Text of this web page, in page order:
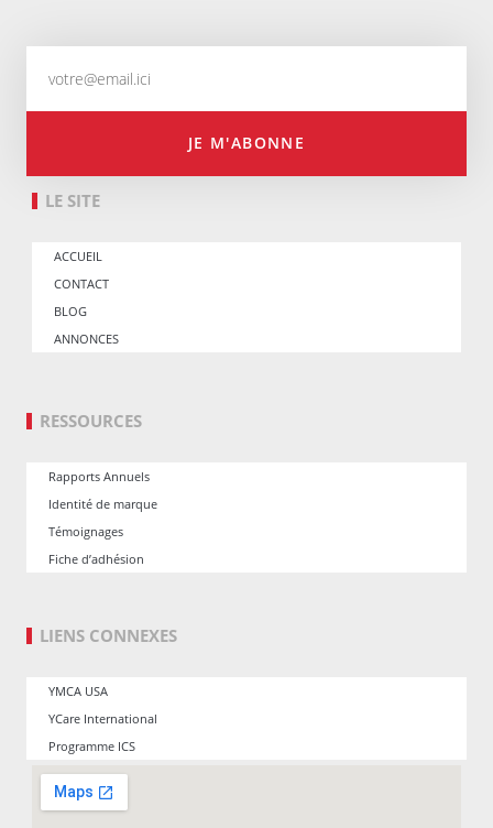
JE M'ABONNE
LE SITE
ACCUEIL
CONTACT
BLOG
ANNONCES
RESSOURCES
Rapports Annuels
Identité de marque
Témoignages
Fiche d’adhésion
LIENS CONNEXES
YMCA USA
YCare International
Programme ICS